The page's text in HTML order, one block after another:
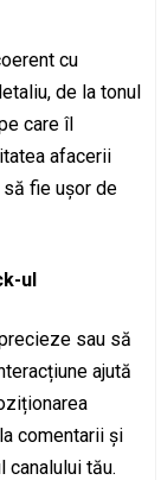
cu
de la tonul
care îl
afacerii
fie ușor de
ul
sau să
ajută
comentarii și
canalului tău.